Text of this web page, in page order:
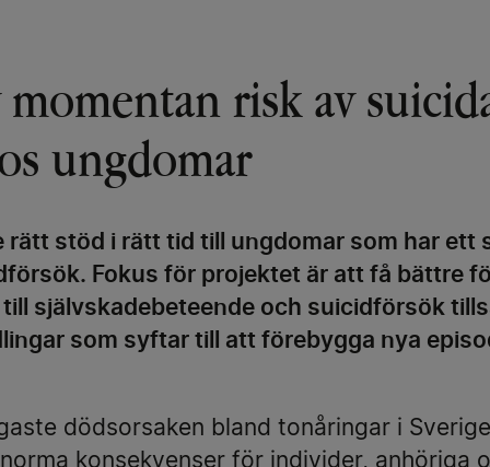
risk av
ungdomar
stöd i rätt tid till ungdomar som har ett
Fokus för projektet är att få bättre
självskadebeteende och suicidförsök
som syftar till att förebygga nya
dödsorsaken bland tonåringar i
konsekvenser för individer, anhöriga